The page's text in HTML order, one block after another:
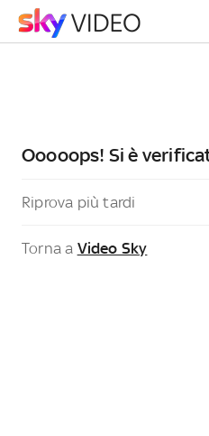
Ooooops! Si è
Riprova più tardi
Torna a Video Sky